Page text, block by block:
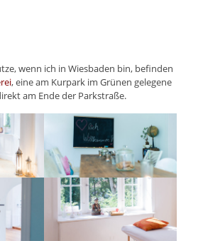
wenn ich in Wiesbaden bin, befinden
, eine am Kurpark im Grünen gelegene
am Ende der Parkstraße.